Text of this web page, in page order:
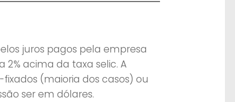
juros pagos pela empresa
2% acima da taxa selic. A
(maioria dos casos) ou
ser em dólares.